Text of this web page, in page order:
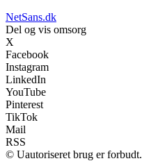
NetSans.dk
Del og vis omsorg
X
Facebook
Instagram
LinkedIn
YouTube
Pinterest
TikTok
Mail
RSS
© Uautoriseret brug er forbudt.